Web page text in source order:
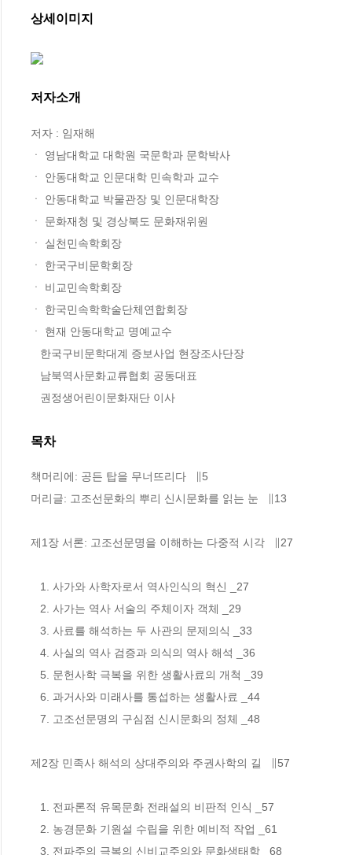
상세이미지
저자소개
저자 : 임재해
ㆍ 영남대학교 대학원 국문학과 문학박사
ㆍ 안동대학교 인문대학 민속학과 교수
ㆍ 안동대학교 박물관장 및 인문대학장
ㆍ 문화재청 및 경상북도 문화재위원
ㆍ 실천민속학회장
ㆍ 한국구비문학회장
ㆍ 비교민속학회장
ㆍ 한국민속학학술단체연합회장
ㆍ 현재 안동대학교 명예교수
   권정생어린이문화재단 이사
목차
책머리에: 공든 탑을 무너뜨리다   ∥5
머리글: 고조선문화의 뿌리 신시문화를 읽는 눈   ∥13
제1장 서론: 고조선문명을 이해하는 다중적 시각   ∥27
제2장 민족사 해석의 상대주의와 주권사학의 길   ∥57